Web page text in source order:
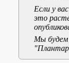
Если у
это
Мы будем